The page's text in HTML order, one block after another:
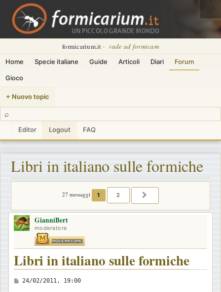
formicarium.it · vade ad formicam
Home Specie italiane Guide Articoli Diari Forum
Gioco
+ Nuovo topic
⌕
Editor Logout FAQ
🌙
Libri in italiano sulle formiche
27 messaggi 1 2
GianniBert
moderatore
Libri in italiano sulle formiche
M
24/02/2011, 19:00